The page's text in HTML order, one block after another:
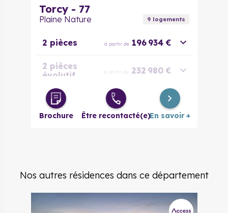
Torcy - 77
Plaine Nature 9logements
2 pièces à partir de 196 934 €
2 pièces
évolutif
à partir de 232 980 €
3 pièces à partir de 271 663 €
Brochure Être recontacté(e)En savoir +
Nos autres résidences dans ce département